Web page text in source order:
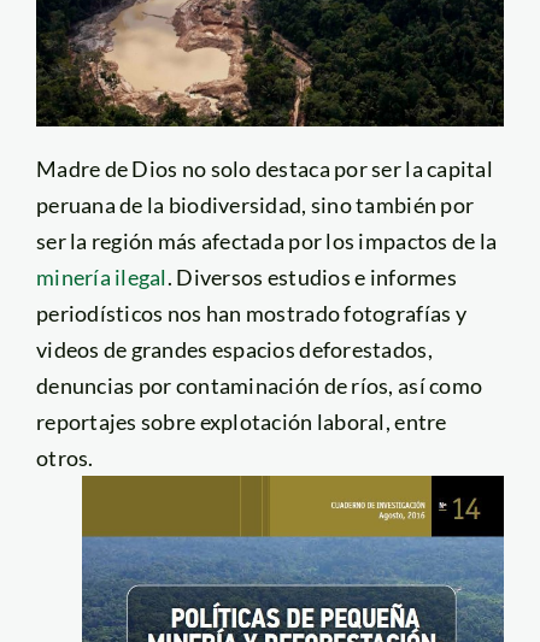
Madre de Dios no solo destaca por ser la capital
peruana de la biodiversidad, sino también por
ser la región más afectada por los impactos de la
minería ilegal. Diversos estudios e informes
periodísticos nos han mostrado fotografías y
videos de grandes espacios deforestados,
denuncias por contaminación de ríos, así como
reportajes sobre explotación laboral, entre
otros.